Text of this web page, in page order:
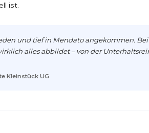
ist.
und tief in Mendato angekommen.
alles abbildet – von der
Kleinstück UG